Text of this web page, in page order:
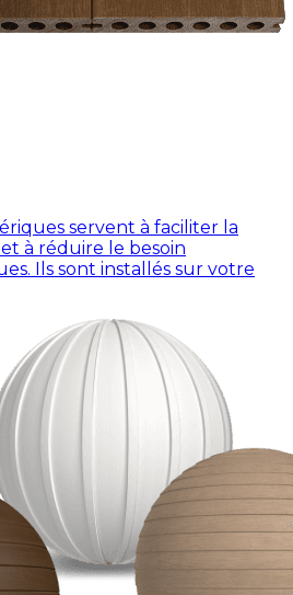
servent à faciliter la
à réduire le besoin
Ils sont installés sur votre